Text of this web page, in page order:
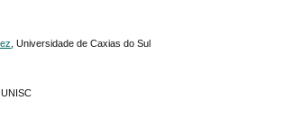
, Universidade de Caxias do Sul
, UNISC